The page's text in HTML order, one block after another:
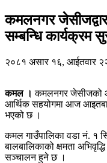
कमलनगर
सम्बन्धि कार्यक्रम
२०८१ असार १६, आईतवार
कमल ।कमलनगर जेसीजको
आर्थिक सहयोगमा आज
भएको छ ।
कमल गाउँपालिका वडा नं. १
बालबालिकाको क्षमता
सञ्चालन हुने छ ।